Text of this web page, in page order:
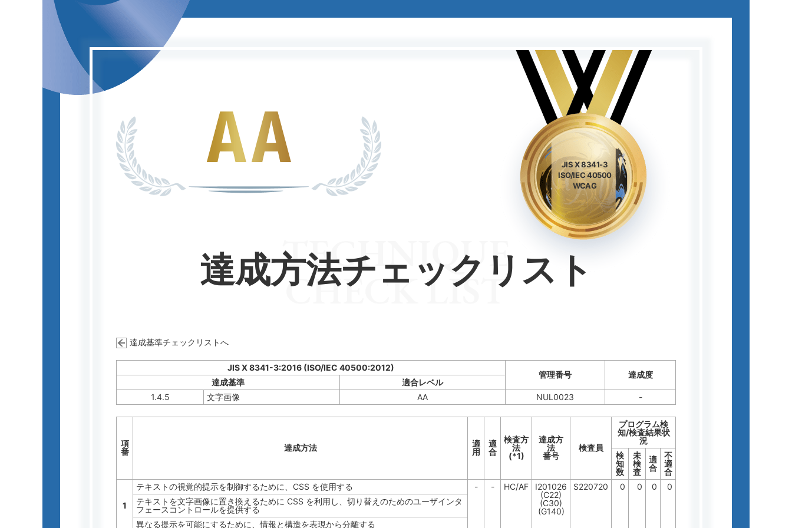
JIS X 8341-3
ISO/IEC 40500
WCAG
達成方法チェックリスト
TECHNIQUE
CHECK LIST
達成基準チェックリストへ
JIS X 8341-3:2016 (ISO/IEC 40500:2012)
管理番号 達成度
達成基準
適合レベル
1.4.5
文字画像 AA NUL0023 -
項
番
達成方法
適
用
適
合
検査方
法
(*1)
達成方
法
番号
検査員
プログラム検
知/検査結果状
況
検
知
数
未
検
査
適
合
不
適
合
1
テキストの視覚的提示を制御するために、CSS を使用する - - HC/AF
I201026
(C22)
(C30)
(G140)
S220720 0 0 0
0
テキストを文字画像に置き換えるために CSS を利用し、切り替えのためのユーザインタ
フェースコントロールを提供する
異なる提示を可能にするために、情報と構造を表現から分離する